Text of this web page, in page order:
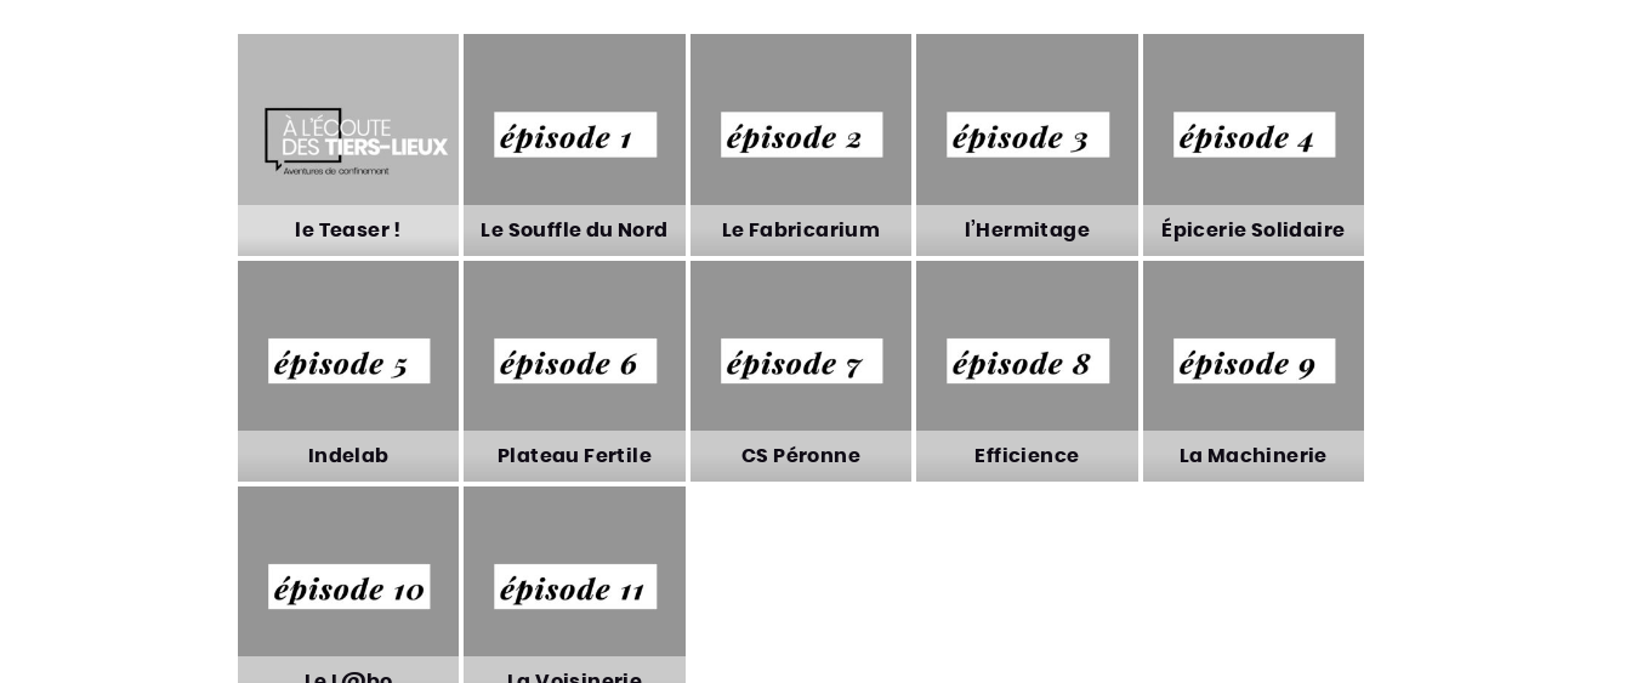
le Teaser !
le Teaser !
Le Souffle du Nord
Le Souffle du Nord
Le Fabricarium
Le Fabricarium
l’Hermitage
l’Hermitage
Épicerie Solidaire
Épicerie Solidaire
Indelab
Indelab
Plateau Fertile
Plateau Fertile
CS Péronne Efficience La Machinerie